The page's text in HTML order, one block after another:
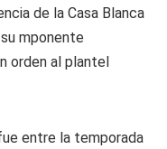
de la Casa Blanca
mponente
orden al plantel
entre la temporada